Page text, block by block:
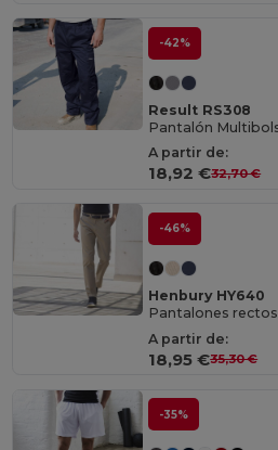
-42%
Result RS308
Pantalón
A partir de:
18,92 €32,70 €
-46%
Henbury HY640
Pantalones
A partir de:
18,95 €35,30 €
-35%